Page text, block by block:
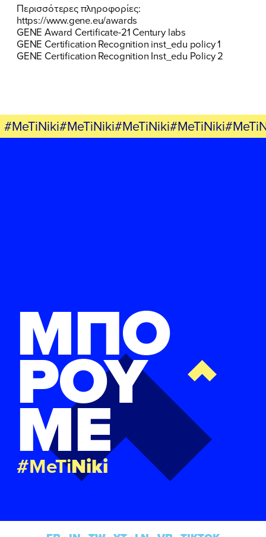
Περισσότερες πληροφορίες:
https://www.gene.eu/awards
GENE Award Certificate-21 Century labs
GENE Certification Recognition inst_edu policy 1
GENE Certification Recognition Inst_edu Policy 2
ΜΠΟ
ΡΟΥ
ΜΕ
#MeTiNiki